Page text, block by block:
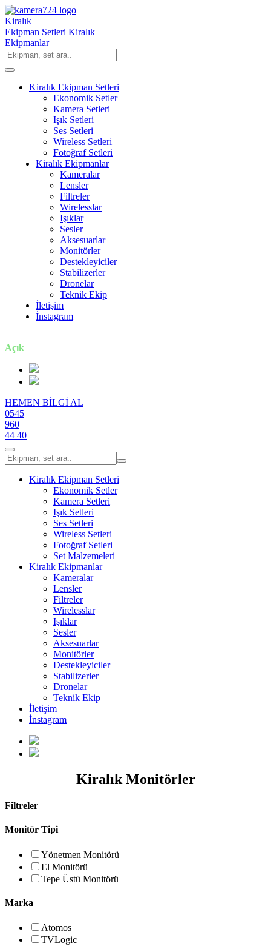
Kiralık
Ekipman Setleri Kiralık
Ekipmanlar
Kiralık Ekipman Setleri
Ekonomik Setler
Kamera Setleri
Işık Setleri
Ses Setleri
Wireless Setleri
Fotoğraf Setleri
Kiralık Ekipmanlar
Kameralar
Lensler
Filtreler
Wirelesslar
Işıklar
Sesler
Aksesuarlar
Monitörler
Destekleyiciler
Stabilizerler
Dronelar
Teknik Ekip
İletişim
İnstagram
Açık
HEMEN BİLGİ AL
0545
960
44 40
Kiralık Ekipman Setleri
Ekonomik Setler
Kamera Setleri
Işık Setleri
Ses Setleri
Wireless Setleri
Fotoğraf Setleri
Set Malzemeleri
Kiralık Ekipmanlar
Kameralar
Lensler
Filtreler
Wirelesslar
Işıklar
Sesler
Aksesuarlar
Monitörler
Destekleyiciler
Stabilizerler
Dronelar
Teknik Ekip
İletişim
İnstagram
Kiralık Monitörler
Filtreler
Monitör Tipi
Yönetmen Monitörü
El Monitörü
Tepe Üstü Monitörü
Marka
Atomos
TVLogic